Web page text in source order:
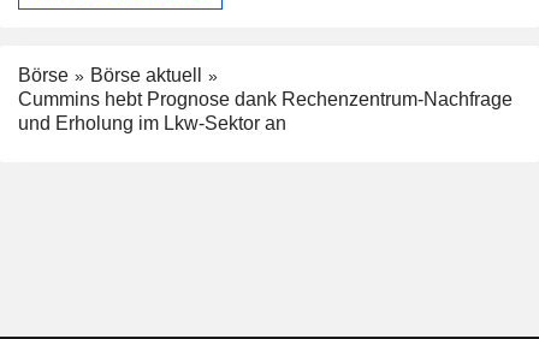
Börse
Börse aktuell
Cummins hebt Prognose dank Rechenzentrum-Nachfrage
und Erholung im Lkw-Sektor an